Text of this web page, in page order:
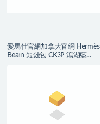
愛馬仕官網加拿大官網 Hermès
Bearn 短錢包 CK3P 瀉湖藍